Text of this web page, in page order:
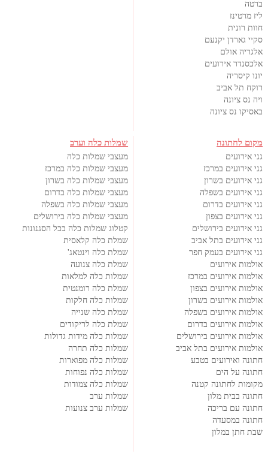
ברטה
ליז מרטינז
חוות רונית
סקיי גארדן יקנעם
אלגריה אולם
אלכסנדר אירועים
יונו קיסריה
רוקח תל אביב
ויה נס ציונה
באסיקו נס ציונה
מקום לחתונה
גני אירועים
גני אירועים במרכז
גני אירועים בשרון
גני אירועים בשפלה
גני אירועים בדרום
גני אירועים בצפון
גני אירועים בירושלים
גני אירועים בתל אביב
גני אירועים בעמק חפר
אולמות אירועים
אולמות אירועים במרכז
אולמות אירועים בצפון
אולמות אירועים בשרון
אולמות אירועים בשפלה
אולמות אירועים בדרום
אולמות אירועים בירושלים
אולמות אירועים בתל אביב
חתונה ואירועים בטבע
חתונה על הים
מקומות לחתונה קטנה
חתונה בבית מלון
חתונה עם בריכה
חתונה במסעדה
שבת חתן במלון
שמלות כלה וערב
מעצבי שמלות כלה
מעצבי שמלות כלה במרכז
מעצבי שמלות כלה בשרון
מעצבי שמלות כלה בדרום
מעצבי שמלות כלה בשפלה
מעצבי שמלות כלה בירושלים
קטלוג שמלות כלה בכל הסגנונות
שמלת כלה קלאסית
שמלת כלה וינטאג'
שמלת כלה צנועה
שמלות כלה למלאות
שמלת כלה רומנטית
שמלות כלה חלקות
שמלת כלה שנייה
שמלת כלה לריקודים
שמלות כלה מידות גדולות
שמלות כלה תחרה
שמלות כלה מפוארות
שמלות כלה נפוחות
שמלות כלה צמודות
שמלות ערב
שמלות ערב צנועות